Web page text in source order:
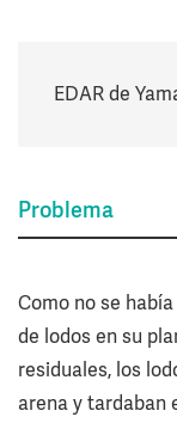
EDAR de
Problema
Como no se
de lodos en su
residuales, los
arena y tardaban